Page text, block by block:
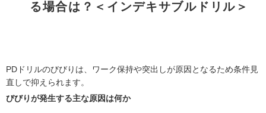
る場合は？＜インデキサブルドリル＞
PDドリルのびびりは、ワーク保持や突出しが原因となるため条件見
直しで抑えられます。
びびりが発生する主な原因は何か